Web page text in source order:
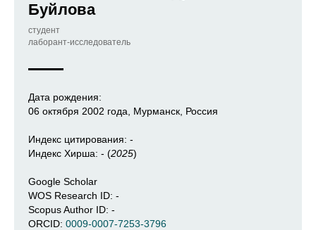
Буйлова
студент
лаборант-исследователь
Дата рождения:
06 октября 2002 года, Мурманск, Россия
Индекс цитирования: -
Индекс Хирша: - (2025)
Google Scholar
WOS Research ID: -
Scopus Author ID: -
ORCID: 0009-0007-7253-3796